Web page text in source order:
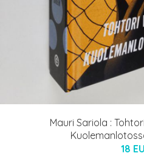
Mauri Sariola :
18